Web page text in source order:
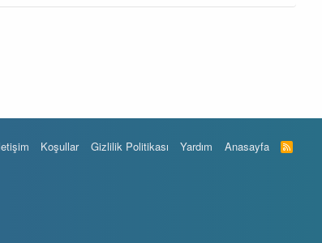
Koşullar Gizlilik Politikası Yardım Anasayfa
R
S